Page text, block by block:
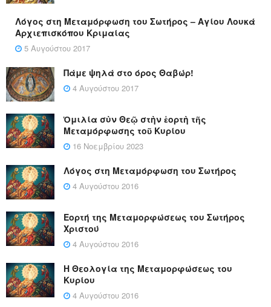
Λόγος στη Μεταμόρφωση του Σωτήρος – Αγίου Λουκά
Αρχιεπισκόπου Κριμαίας
5 Αυγούστου 2017
Πάμε ψηλά στο όρος Θαβώρ!
4 Αυγούστου 2017
Ὁμιλία σὺν Θεῷ στὴν ἑορτὴ τῆς
Μεταμόρφωσης τοῦ Κυρίου
16 Νοεμβρίου 2023
Λόγος στη Μεταμόρφωση του Σωτήρος
4 Αυγούστου 2016
Εορτή της Μεταμορφώσεως του Σωτήρος
Χριστού
4 Αυγούστου 2016
Η Θεολογία της Μεταμορφώσεως του
Κυρίου
4 Αυγούστου 2016